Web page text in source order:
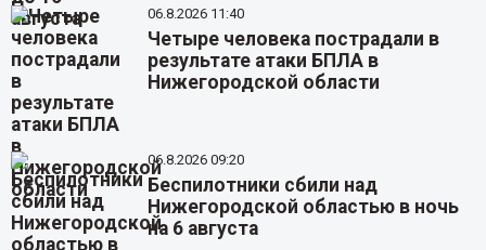
06.8.2026 11:40
Четыре человека пострадали в
результате атаки БПЛА в
Нижегородской области
06.8.2026 09:20
Беспилотники сбили над
Нижегородской областью в ночь
на 6 августа